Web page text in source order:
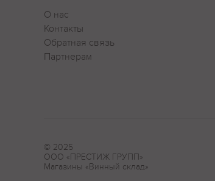
О нас
Контакты
Обратная связь
Партнерам
© 2025
ООО «ПРЕСТИЖ ГРУПП»
Магазины «Винный склад»